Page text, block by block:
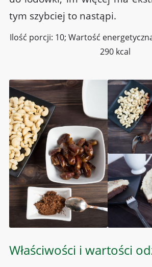
tym szybciej to nastąpi.
Ilość porcji: 10; Wartość
290 kcal
Właściwości i wartości